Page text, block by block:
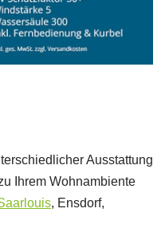
Ausstattung
Ihrem Wohnambiente
, Ensdorf,